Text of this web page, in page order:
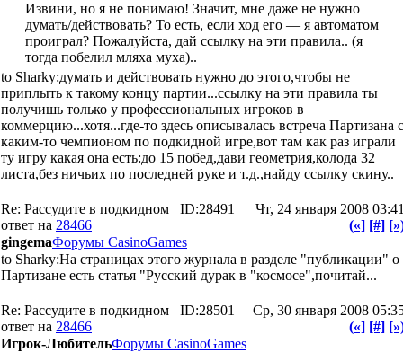
Извини, но я не понимаю! Значит, мне даже не нужно
думать/действовать? То есть, если ход его — я автоматом
проиграл? Пожалуйста, дай ссылку на эти правила.. (я
тогда побелил мляха муха)..
to Sharky:думать и действовать нужно до этого,чтобы не
приплыть к такому концу партии...ссылку на эти правила ты
получишь только у профессиональных игроков в
коммерцию...хотя...где-то здесь описывалась встреча Партизана с
каким-то чемпионом по подкидной игре,вот там как раз играли
ту игру какая она есть:до 15 побед,дави геометрия,колода 32
листа,без ничьих по последней руке и т.д.,найду ссылку скину..
Re: Рассудите в подкидном
ID:28491
ответ на 28466
Чт, 24 января 2008
(«] [#]
gingemaФорумы CasinoGames
to Sharky:На страницах этого журнала в разделе "публикации" о
Партизане есть статья "Русский дурак в "космосе",почитай...
Re: Рассудите в подкидном
ID:28501
ответ на 28466
Ср, 30 января 2008
(«] [#]
Игрок-ЛюбительФорумы CasinoGames